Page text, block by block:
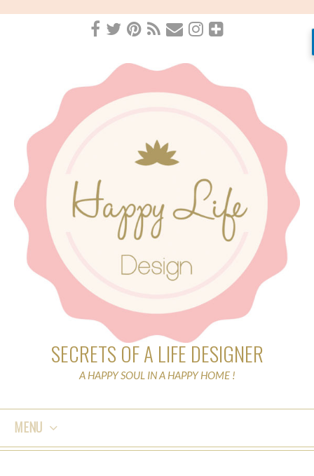
SECRETS OF A LIFE DESIGNER
A HAPPY SOUL IN A HAPPY HOME !
MENU